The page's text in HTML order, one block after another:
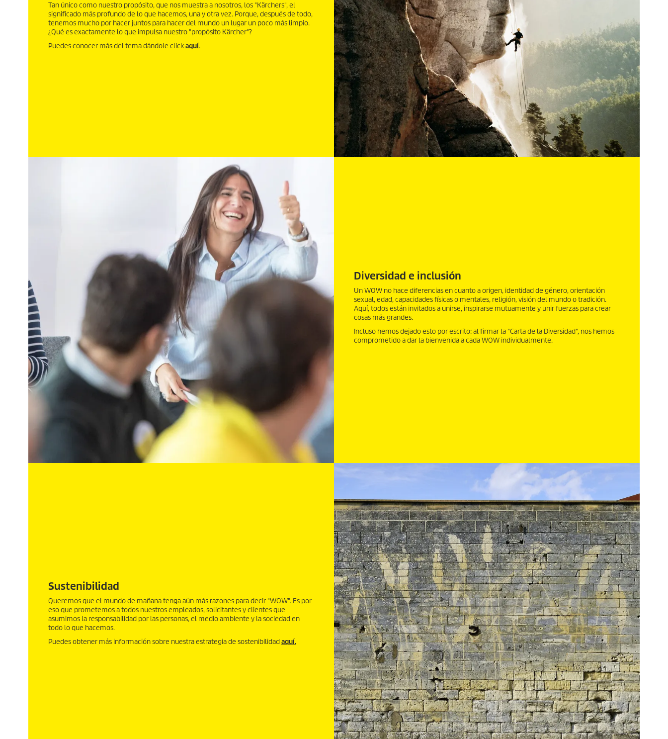
Tan único como nuestro propósito, que nos muestra a nosotros, los "Kärchers", el
significado más profundo de lo que hacemos, una y otra vez. Porque, después de todo,
tenemos mucho por hacer juntos para hacer del mundo un lugar un poco más limpio.
¿Qué es exactamente lo que impulsa nuestro "propósito Kärcher"?
Puedes conocer más del tema dándole clickaquí.
Diversidad e inclusión
Un WOW no hace diferencias en cuanto a origen, identidad de género, orientación
sexual, edad, capacidades físicas o mentales, religión, visión del mundo o tradición.
Aquí, todos están invitados a unirse, inspirarse mutuamente y unir fuerzas para crear
cosas más grandes.
Incluso hemos dejado esto por escrito: al firmar la "Carta de la Diversidad", nos hemos
comprometido a dar la bienvenida a cada WOW individualmente.
Sustenibilidad
Queremos que el mundo de mañana tenga aún más razones para decir "WOW". Es por
eso que prometemos a todos nuestros empleados, solicitantes y clientes que
asumimos la responsabilidad por las personas, el medio ambiente y la sociedad en
todo lo que hacemos.
Puedes obtener más información sobre nuestra estrategia de sostenibilidadaquí.